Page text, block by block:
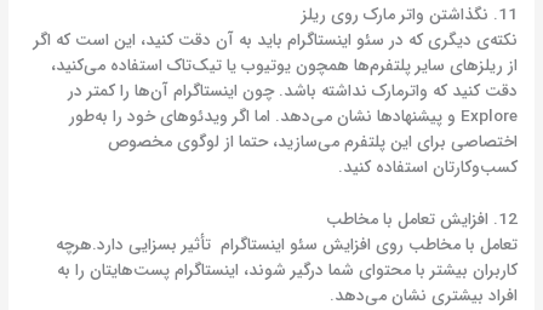
11. نگذاشتن واتر مارک روی ریلز
نکته‌ی دیگری که در سئو اینستاگرام باید به آن دقت کنید، این است که اگر
از ریلزهای سایر پلتفرم‌ها همچون یوتیوب یا تیک‌تاک استفاده می‌کنید،
دقت کنید که واترمارک نداشته باشد. چون اینستاگرام آن‌ها را کمتر در
Explore و پیشنهادها نشان می‌دهد. اما اگر ویدئوهای خود را به‌طور
اختصاصی برای این پلتفرم می‌سازید، حتما از لوگوی مخصوص
کسب‌وکارتان استفاده کنید.
12. افزایش تعامل با مخاطب
تعامل با مخاطب روی افزایش سئو اینستاگرام تأثیر بسزایی دارد.هرچه
کاربران بیشتر با محتوای شما درگیر شوند، اینستاگرام پست‌هایتان را به
افراد بیشتری نشان می‌دهد.